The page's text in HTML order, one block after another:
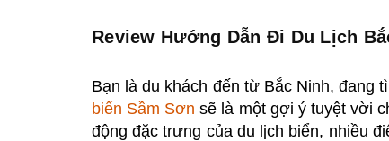
Review Hướng Dẫn Đi Du Lịch
Bạn là du khách đến từ Bắc Ninh, đang
biển Sầm Sơn sẽ là một gợi ý tuyệt vời
động đặc trưng của du lịch biển, nhiều